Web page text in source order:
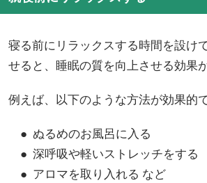
寝る前にリラックスする時間を設け
せると、睡眠の質を向上させる効果
例えば、以下のような方法が効果的で
● ぬるめのお風呂に入る
● 深呼吸や軽いストレッチをする
● アロマを取り入れる など